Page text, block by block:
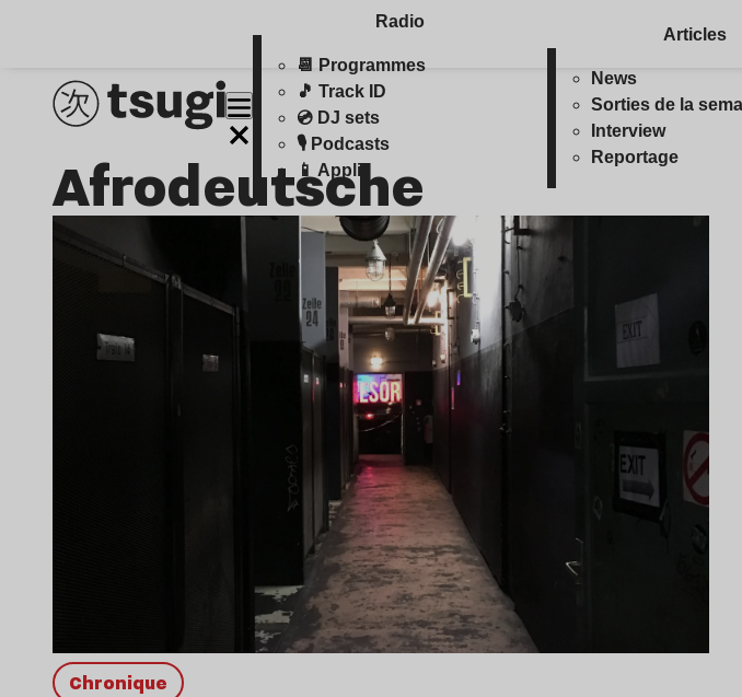
Radio
📆 Programmes
🎵 Track ID
💿 DJ sets
🎙️ Podcasts
📱 Appli
Articles
News
Sorties de la
Interview
Reportage
Afrodeutsche
chronique